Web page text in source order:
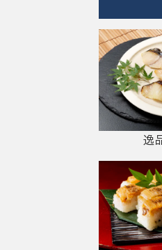
逸